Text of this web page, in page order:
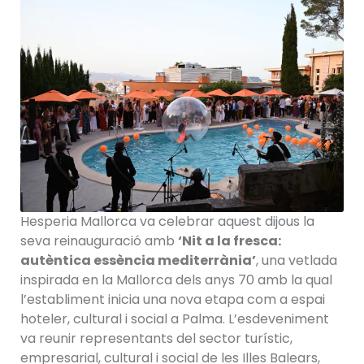
Hesperia Mallorca va celebrar aquest dijous la
seva reinauguració amb ‘Nit a la fresca:
autèntica essència mediterrània’, una vetlada
inspirada en la Mallorca dels anys 70 amb la qual
l’establiment inicia una nova etapa com a espai
hoteler, cultural i social a Palma. L’esdeveniment
va reunir representants del sector turístic,
empresarial, cultural i social de les Illes Balears,